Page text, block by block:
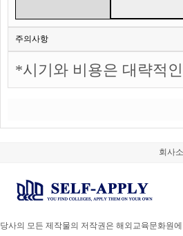
주의사항
*시기와 비용은 대략적
회사
당사의 모든 제작물의 저작권은 해외교육문화원